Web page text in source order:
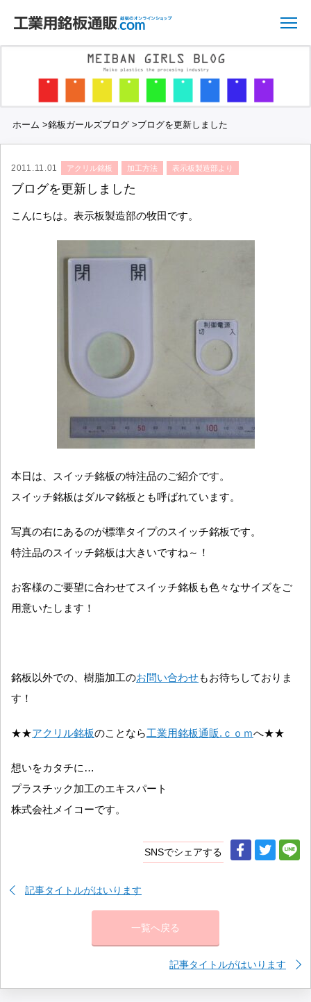
ホーム >銘板ガールズブログ>ブログを更新しました
2011.11.01 アクリル銘板 加工方法 表示板製造部より
ブログを更新しました
こんにちは。表示板製造部の牧田です。
本日は、スイッチ銘板の特注品のご紹介です。
スイッチ銘板はダルマ銘板とも呼ばれています。
写真の右にあるのが標準タイプのスイッチ銘板です。
特注品のスイッチ銘板は大きいですね～！
お客様のご要望に合わせてスイッチ銘板も色々なサイズをご
用意いたします！
銘板以外での、樹脂加工のお問い合わせもお待ちしておりま
す！
★★アクリル銘板のことなら工業用銘板通販.ｃｏｍへ★★
想いをカタチに…
プラスチック加工のエキスパート
株式会社メイコーです。
SNSでシェアする
記事タイトルがはいります
一覧へ戻る
記事タイトルがはいります